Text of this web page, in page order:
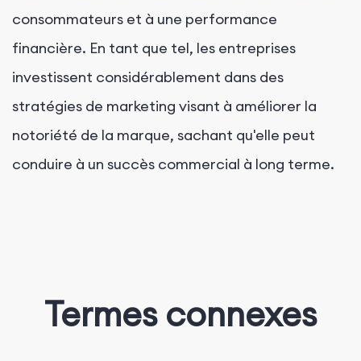
consommateurs et à une performance
financière. En tant que tel, les entreprises
investissent considérablement dans des
stratégies de marketing visant à améliorer la
notoriété de la marque, sachant qu'elle peut
conduire à un succès commercial à long terme.
Termes connexes